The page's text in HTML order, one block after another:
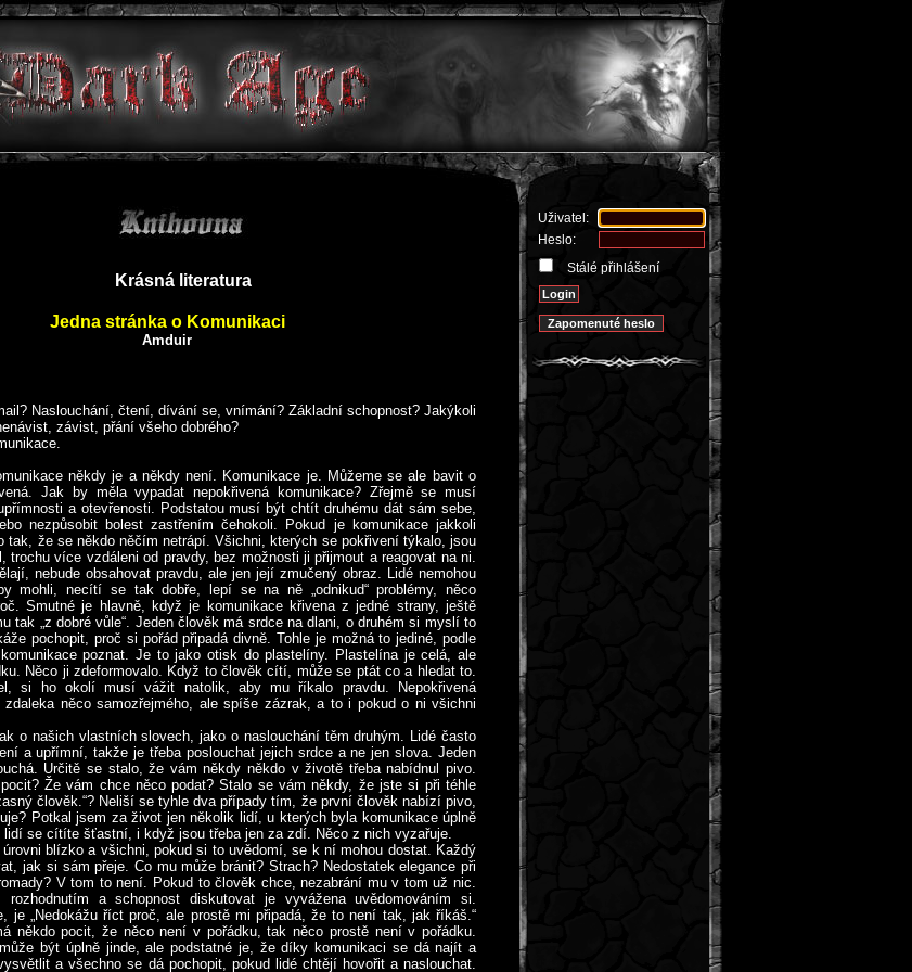
Krásná literatura
Jedna stránka o Komunikaci
Amduir
Naslouchání, čtení, dívání se, vnímání? Základní schopnost? Jakýkoli
závist, přání všeho dobrého?
někdy je a někdy není. Komunikace je. Můžeme se ale bavit o
Jak by měla vypadat nepokřivená komunikace? Zřejmě se musí
a otevřenosti. Podstatou musí být chtít druhému dát sám sebe,
nezpůsobit bolest zastřením čehokoli. Pokud je komunikace jakkoli
tak, že se někdo něčím netrápí. Všichni, kterých se pokřivení týkalo, jsou
trochu více vzdáleni od pravdy, bez možnosti ji přijmout a reagovat na ni.
nebude obsahovat pravdu, ale jen její zmučený obraz. Lidé nemohou
mohli, necítí se tak dobře, lepí se na ně „odnikud“ problémy, něco
Smutné je hlavně, když je komunikace křivena z jedné strany, ještě
tak „z dobré vůle“. Jeden člověk má srdce na dlani, o druhém si myslí to
pochopit, proč si pořád připadá divně. Tohle je možná to jediné, podle
poznat. Je to jako otisk do plastelíny. Plastelína je celá, ale
Něco ji zdeformovalo. Když to člověk cítí, může se ptát co a hledat to.
si ho okolí musí vážit natolik, aby mu říkalo pravdu. Nepokřivená
zdaleka něco samozřejmého, ale spíše zázrak, a to i pokud o ni všichni
o našich vlastních slovech, jako o naslouchání těm druhým. Lidé často
a upřímní, takže je třeba poslouchat jejich srdce a ne jen slova. Jeden
Určitě se stalo, že vám někdy někdo v životě třeba nabídnul pivo.
Že vám chce něco podat? Stalo se vám někdy, že jste si při téhle
člověk.“? Neliší se tyhle dva případy tím, že první člověk nabízí pivo,
Potkal jsem za život jen několik lidí, u kterých byla komunikace úplně
lidí se cítíte šťastní, i když jsou třeba jen za zdí. Něco z nich vyzařuje.
blízko a všichni, pokud si to uvědomí, se k ní mohou dostat. Každý
jak si sám přeje. Co mu může bránit? Strach? Nedostatek elegance při
V tom to není. Pokud to člověk chce, nezabrání mu v tom už nic.
a schopnost diskutovat je vyvážena uvědomováním si.
je „Nedokážu říct proč, ale prostě mi připadá, že to není tak, jak říkáš.“
někdo pocit, že něco není v pořádku, tak něco prostě není v pořádku.
být úplně jinde, ale podstatné je, že díky komunikaci se dá najít a
a všechno se dá pochopit, pokud lidé chtějí hovořit a naslouchat.
Uživatel:
Heslo:
Stálé přihlášení